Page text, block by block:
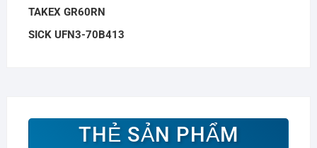
TAKEX GR60RN
SICK UFN3-70B413
THẺ SẢN PHẨM